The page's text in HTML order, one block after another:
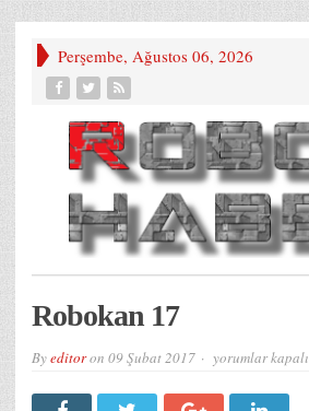
Perşembe, Ağustos 06, 2026
Robokan 17
Byeditoron 09 Şubat 2017 Robokan
17
yorumlar kapalı